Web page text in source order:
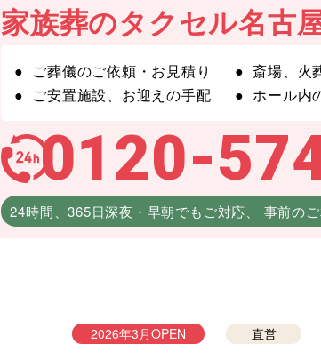
家族葬のタクセル名古
ご葬儀のご依頼・お見積り
斎場、火
ご安置施設、お迎えの手配
ホール内
0120-
24時間、365日深夜・早朝でもご対応、 事前の
2026年3月OPEN 直営